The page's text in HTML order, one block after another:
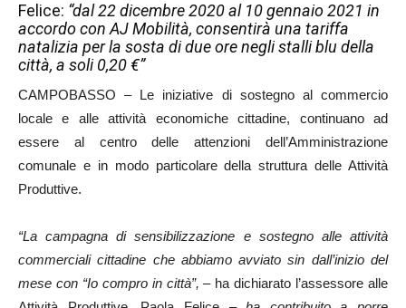
Felice: “dal 22 dicembre 2020 al 10 gennaio 2021 in
accordo con AJ Mobilità, consentirà una tariffa
natalizia per la sosta di due ore negli stalli blu della
città, a soli 0,20 €”
CAMPOBASSO – Le iniziative di sostegno al commercio
locale e alle attività economiche cittadine, continuano ad
essere al centro delle attenzioni dell’Amministrazione
comunale e in modo particolare della struttura delle Attività
Produttive.
“La campagna di sensibilizzazione e sostegno alle attività
commerciali cittadine che abbiamo avviato sin dall’inizio del
mese con “Io compro in città”, –ha dichiarato l’assessore alle